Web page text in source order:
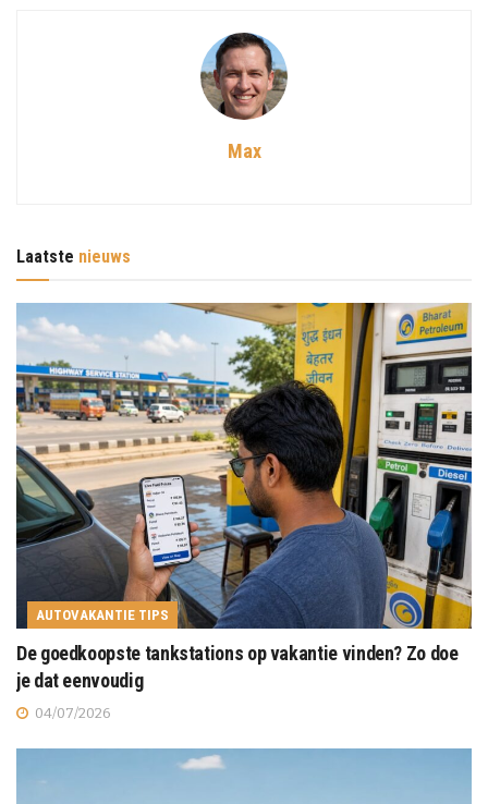
Max
Laatste nieuws
AUTOVAKANTIE TIPS
De goedkoopste tankstations op vakantie vinden? Zo doe
je dat eenvoudig
04/07/2026